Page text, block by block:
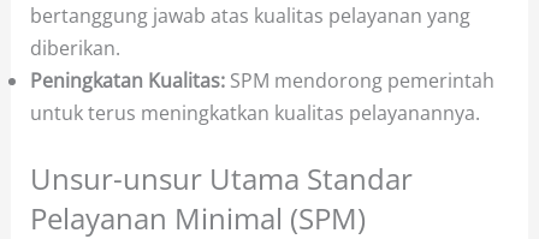
bertanggung jawab atas kualitas pelayanan yang
diberikan.
Peningkatan Kualitas:SPM mendorong pemerintah
untuk terus meningkatkan kualitas pelayanannya.
Unsur-unsur Utama Standar
Pelayanan Minimal (SPM)